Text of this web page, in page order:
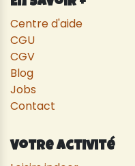
En savoir +
Centre d'aide
CGU
CGV
Blog
Jobs
Contact
Votre activité